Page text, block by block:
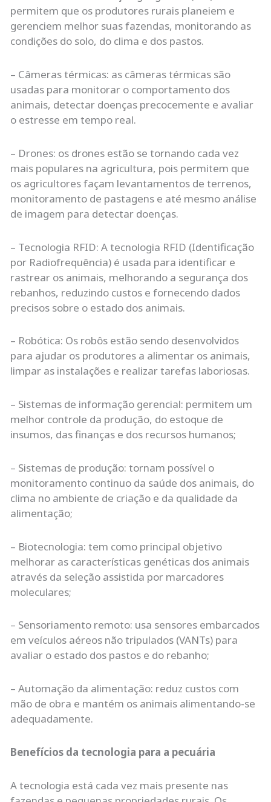
permitem que os produtores rurais planeiem e
gerenciem melhor suas fazendas, monitorando as
condições do solo, do clima e dos pastos.
– Câmeras térmicas: as câmeras térmicas são
usadas para monitorar o comportamento dos
animais, detectar doenças precocemente e avaliar
o estresse em tempo real.
– Drones: os drones estão se tornando cada vez
mais populares na agricultura, pois permitem que
os agricultores façam levantamentos de terrenos,
monitoramento de pastagens e até mesmo análise
de imagem para detectar doenças.
– Tecnologia RFID: A tecnologia RFID (Identificação
por Radiofrequência) é usada para identificar e
rastrear os animais, melhorando a segurança dos
rebanhos, reduzindo custos e fornecendo dados
precisos sobre o estado dos animais.
– Robótica: Os robôs estão sendo desenvolvidos
para ajudar os produtores a alimentar os animais,
limpar as instalações e realizar tarefas laboriosas.
– Sistemas de informação gerencial: permitem um
melhor controle da produção, do estoque de
insumos, das finanças e dos recursos humanos;
– Sistemas de produção: tornam possível o
monitoramento continuo da saúde dos animais, do
clima no ambiente de criação e da qualidade da
alimentação;
– Biotecnologia: tem como principal objetivo
melhorar as características genéticas dos animais
através da seleção assistida por marcadores
moleculares;
– Sensoriamento remoto: usa sensores embarcados
em veículos aéreos não tripulados (VANTs) para
avaliar o estado dos pastos e do rebanho;
– Automação da alimentação: reduz custos com
mão de obra e mantém os animais alimentando-se
adequadamente.
Benefícios da tecnologia para a pecuária
A tecnologia está cada vez mais presente nas